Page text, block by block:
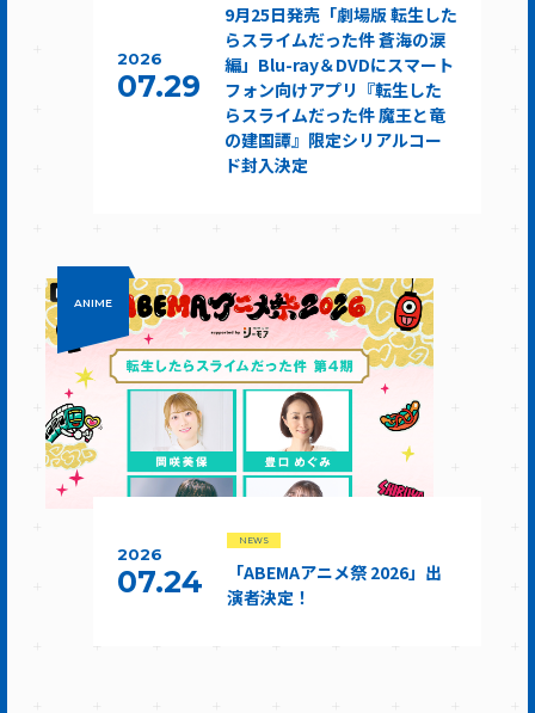
2026
07.29
9月25日発売「劇場版 転生した
らスライムだった件 蒼海の涙
編」Blu-ray＆DVDにスマート
フォン向けアプリ『転生した
らスライムだった件 魔王と竜
の建国譚』限定シリアルコー
ド封入決定
ANIME
2026
07.24
NEWS
「ABEMAアニメ祭 2026」出
演者決定！